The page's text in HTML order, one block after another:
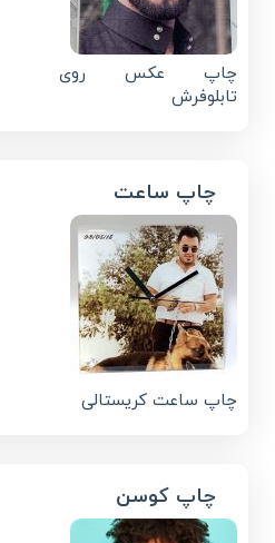
چاپ عکس روی
تابلوفرش
چاپ ساعت
چاپ ساعت کریستالی
چاپ کوسن